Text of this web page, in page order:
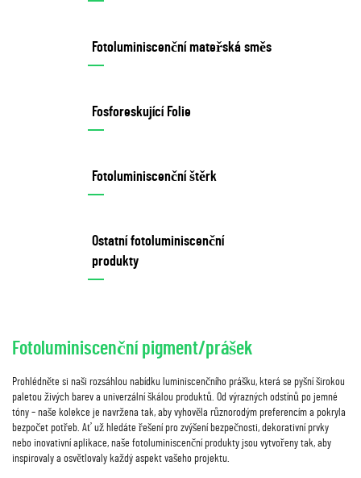
Fotoluminiscenční mateřská směs
Fosforeskující Folie
Fotoluminiscenční štěrk
Ostatní fotoluminiscenční
produkty
Fotoluminiscenční pigment/prášek
Prohlédněte si naši rozsáhlou nabídku luminiscenčního prášku, která se pyšní širokou
paletou živých barev a univerzální škálou produktů. Od výrazných odstínů po jemné
tóny – naše kolekce je navržena tak, aby vyhověla různorodým preferencím a pokryla
bezpočet potřeb. Ať už hledáte řešení pro zvýšení bezpečnosti, dekorativní prvky
nebo inovativní aplikace, naše fotoluminiscenční produkty jsou vytvořeny tak, aby
inspirovaly a osvětlovaly každý aspekt vašeho projektu.